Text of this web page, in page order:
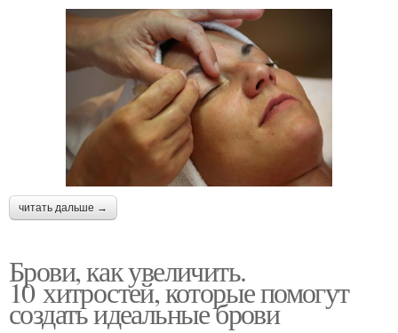
читать дальше →
Брови, как увеличить.
10 хитростей, которые помогут
создать идеальные брови